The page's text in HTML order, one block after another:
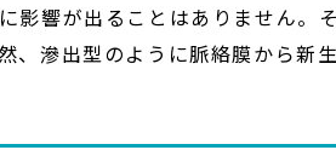
影響が出ることはありません。
滲出型のように脈絡膜から新